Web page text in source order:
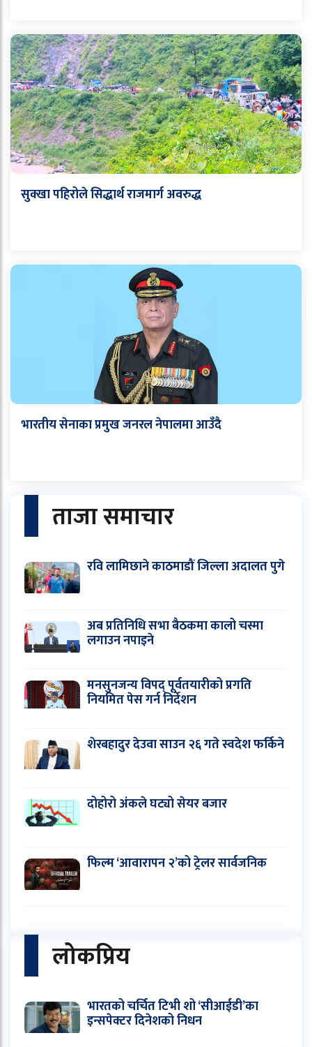
सुक्खा पहिरोले सिद्धार्थ राजमार्ग अवरुद्ध
भारतीय सेनाका प्रमुख जनरल नेपालमा आउँदै
ताजा समाचार
रवि लामिछाने काठमाडौं जिल्ला अदालत पुगे
अब प्रतिनिधि सभा बैठकमा कालो चस्मा
लगाउन नपाइने
मनसुनजन्य विपद् पूर्वतयारीको प्रगति
नियमित पेस गर्न निर्देशन
शेरबहादुर देउवा साउन २६ गते स्वदेश फर्किने
दोहोरो अंकले घट्यो सेयर बजार
फिल्म ‘आवारापन २’को ट्रेलर सार्वजनिक
लोकप्रिय
भारतको चर्चित टिभी शो ‘सीआईडी’का
इन्सपेक्टर दिनेशको निधन